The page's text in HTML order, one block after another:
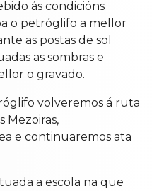
ás condicións
o petróglifo a mellor
as postas de sol
as sombras e
o gravado.
volveremos á ruta
Mezoiras,
e continuaremos ata
a escola na que